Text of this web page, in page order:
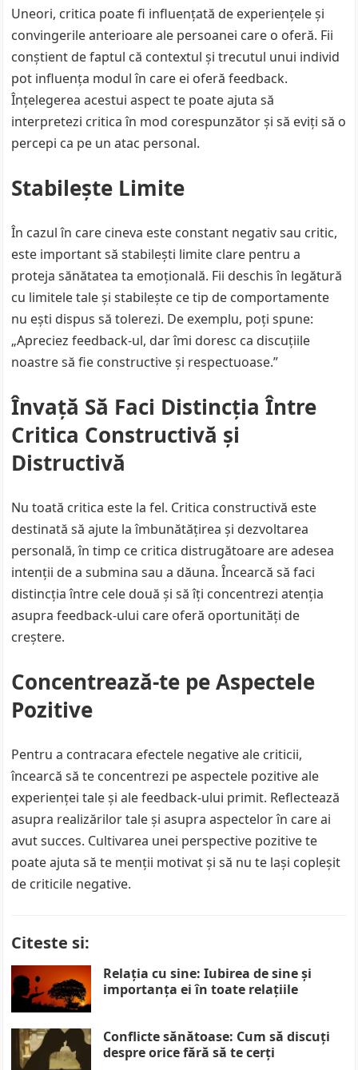
Uneori, critica poate fi influențată de experiențele și
convingerile anterioare ale persoanei care o oferă. Fii
conștient de faptul că contextul și trecutul unui individ
pot influența modul în care ei oferă feedback.
Înțelegerea acestui aspect te poate ajuta să
interpretezi critica în mod corespunzător și să eviți să o
percepi ca pe un atac personal.
Stabilește Limite
În cazul în care cineva este constant negativ sau critic,
este important să stabilești limite clare pentru a
proteja sănătatea ta emoțională. Fii deschis în legătură
cu limitele tale și stabilește ce tip de comportamente
nu ești dispus să tolerezi. De exemplu, poți spune:
„Apreciez feedback-ul, dar îmi doresc ca discuțiile
noastre să fie constructive și respectuoase.”
Învață Să Faci Distincția Între
Critica Constructivă și
Distructivă
Nu toată critica este la fel. Critica constructivă este
destinată să ajute la îmbunătățirea și dezvoltarea
personală, în timp ce critica distrugătoare are adesea
intenții de a submina sau a dăuna. Încearcă să faci
distincția între cele două și să îți concentrezi atenția
asupra feedback-ului care oferă oportunități de
creștere.
Concentrează-te pe Aspectele
Pozitive
Pentru a contracara efectele negative ale criticii,
încearcă să te concentrezi pe aspectele pozitive ale
experienței tale și ale feedback-ului primit. Reflectează
asupra realizărilor tale și asupra aspectelor în care ai
avut succes. Cultivarea unei perspective pozitive te
poate ajuta să te menții motivat și să nu te lași copleșit
de criticile negative.
Citeste si:
Relația cu sine: Iubirea de sine și
importanța ei în toate relațiile
Conflicte sănătoase: Cum să discuți
despre orice fără să te cerți